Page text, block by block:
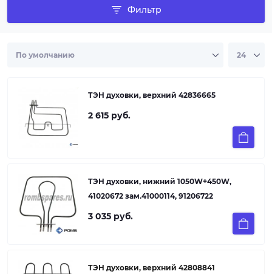
SIEMENS
Фильтр
ТЭН духовки, верхний 42836665
2 615 руб.
ТЭН духовки, нижний 1050W+450W,
41020672 зам.41000114, 91206722
3 035 руб.
ТЭН духовки, верхний 42808841